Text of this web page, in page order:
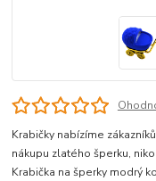
Krabičky nabízíme
nákupu zlatého šperku,
Krabička na šperky modrý